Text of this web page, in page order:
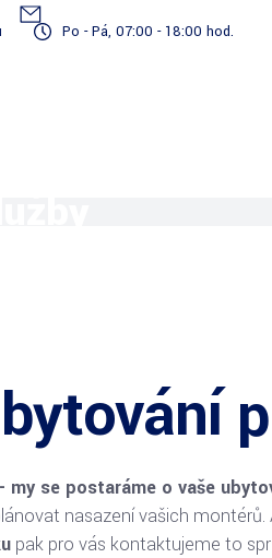
Po - Pá, 07:00 - 18:00 hod.
se postaráme o vaše
nasazení vašich
pak pro vás kontaktujeme to